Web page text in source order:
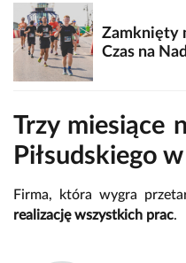
Zamknięty
Czas na
Trzy miesiące
Piłsudskiego
Firma, która wygra
realizację wszystkich prac.